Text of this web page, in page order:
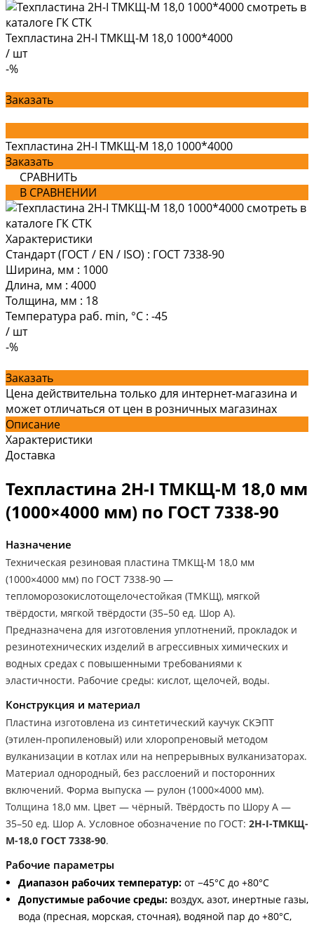
Техпластина 2Н-I ТМКЩ-М 18,0 1000*4000
/ шт
-%
Заказать
Техпластина 2Н-I ТМКЩ-М 18,0 1000*4000
Заказать
СРАВНИТЬ
В СРАВНЕНИИ
Характеристики
Стандарт (ГОСТ / EN / ISO) : ГОСТ 7338-90
Ширина, мм : 1000
Длина, мм : 4000
Толщина, мм : 18
Температура раб. min, °C : -45
/ шт
-%
Заказать
Цена действительна только для интернет-магазина и
может отличаться от цен в розничных магазинах
Описание
Характеристики
Доставка
Техпластина 2Н-I ТМКЩ-М 18,0 мм
(1000×4000 мм) по ГОСТ 7338-90
Назначение
Техническая резиновая пластина ТМКЩ-М 18,0 мм
(1000×4000 мм) по ГОСТ 7338-90 —
тепломорозокислотощелочестойкая (ТМКЩ), мягкой
твёрдости, мягкой твёрдости (35–50 ед. Шор А).
Предназначена для изготовления уплотнений, прокладок и
резинотехнических изделий в агрессивных химических и
водных средах с повышенными требованиями к
эластичности. Рабочие среды: кислот, щелочей, воды.
Конструкция и материал
Пластина изготовлена из синтетический каучук СКЭПТ
(этилен-пропиленовый) или хлоропреновый методом
вулканизации в котлах или на непрерывных вулканизаторах.
Материал однородный, без расслоений и посторонних
включений. Форма выпуска — рулон (1000×4000 мм).
Толщина 18,0 мм. Цвет — чёрный. Твёрдость по Шору А —
35–50 ед. Шор А. Условное обозначение по ГОСТ: 2Н-I-ТМКЩ-
М-18,0 ГОСТ 7338-90.
Рабочие параметры
Диапазон рабочих температур: от −45°С до +80°С
Допустимые рабочие среды: воздух, азот, инертные газы,
вода (пресная, морская, сточная), водяной пар до +80°С,